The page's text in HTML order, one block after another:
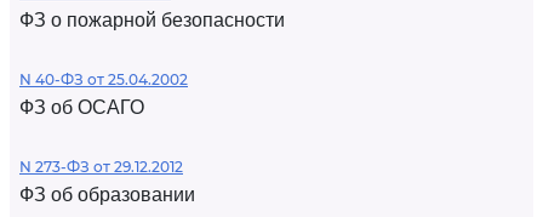
ФЗ о пожарной безопасности
N 40-ФЗ от 25.04.2002
ФЗ об ОСАГО
N 273-ФЗ от 29.12.2012
ФЗ об образовании